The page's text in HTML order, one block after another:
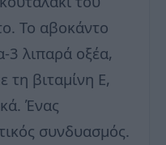
Το αβοκάντο
3 λιπαρά οξέα,
τη βιταμίνη Ε,
Ένας
συνδυασμός.